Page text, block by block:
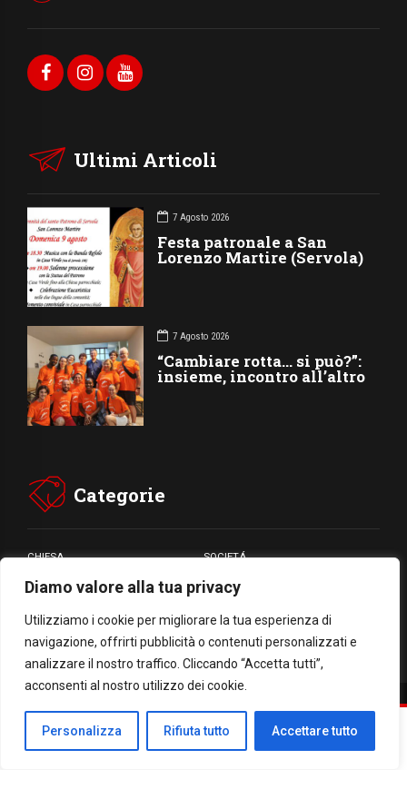
Diamo valore alla tua privacy
Utilizziamo i cookie per migliorare la tua esperienza di
navigazione, offrirti pubblicità o contenuti personalizzati e
analizzare il nostro traffico. Cliccando “Accetta tutti”,
acconsenti al nostro utilizzo dei cookie.
Personalizza Rifiuta tutto Accettare tutto
Ultimi Articoli
7 Agosto 2026
Festa patronale a San
Lorenzo Martire (Servola)
7 Agosto 2026
“Cambiare rotta… si può?”:
insieme, incontro all’altro
Categorie
CHIESA SOCIETÁ
CARITÁ GIUBILEO
CULTURA MEDIA
Facebook
WhatsApp
Threads
Email
Condividi